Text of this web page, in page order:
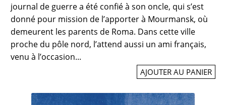
journal de guerre a été confié à son oncle, qui s’est
donné pour mission de l’apporter à Mourmansk, où
demeurent les parents de Roma. Dans cette ville
proche du pôle nord, l’attend aussi un ami français,
venu à l’occasion...
AJOUTER AU PANIER